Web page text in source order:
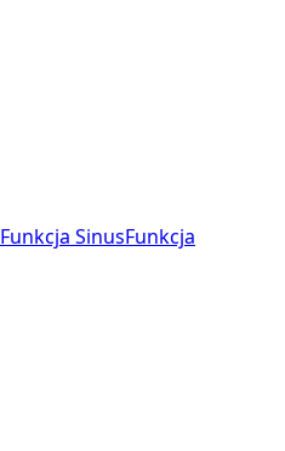
Funkcja SinusFunkcja